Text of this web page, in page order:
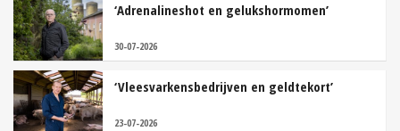
‘Adrenalineshot en gelukshormomen’
30-07-2026
‘Vleesvarkensbedrijven en geldtekort’
23-07-2026